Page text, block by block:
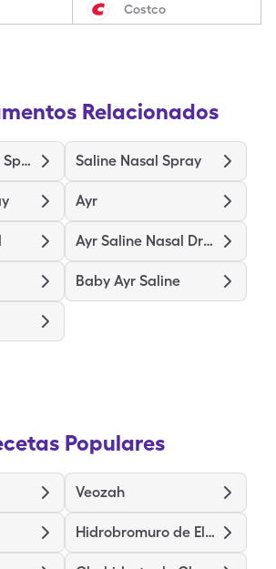
Costco
Relacionados
Deep Sea Nasal Spray Saline Nasal Spray
Ayr
Ayr Saline Nasal Drops
Baby Ayr Saline
Populares
Veozah
Hidrobromuro de Eletriptán